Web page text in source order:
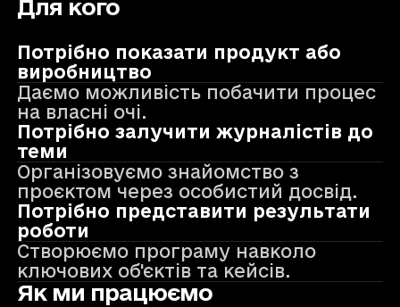
Для кого
Потрібно показати продукт або
виробництво
Даємо можливість побачити процес
на власні очі.
Потрібно залучити журналістів до
теми
Організовуємо знайомство з
проєктом через особистий досвід.
Потрібно представити результати
роботи
Створюємо програму навколо
ключових об'єктів та кейсів.
Як ми працюємо